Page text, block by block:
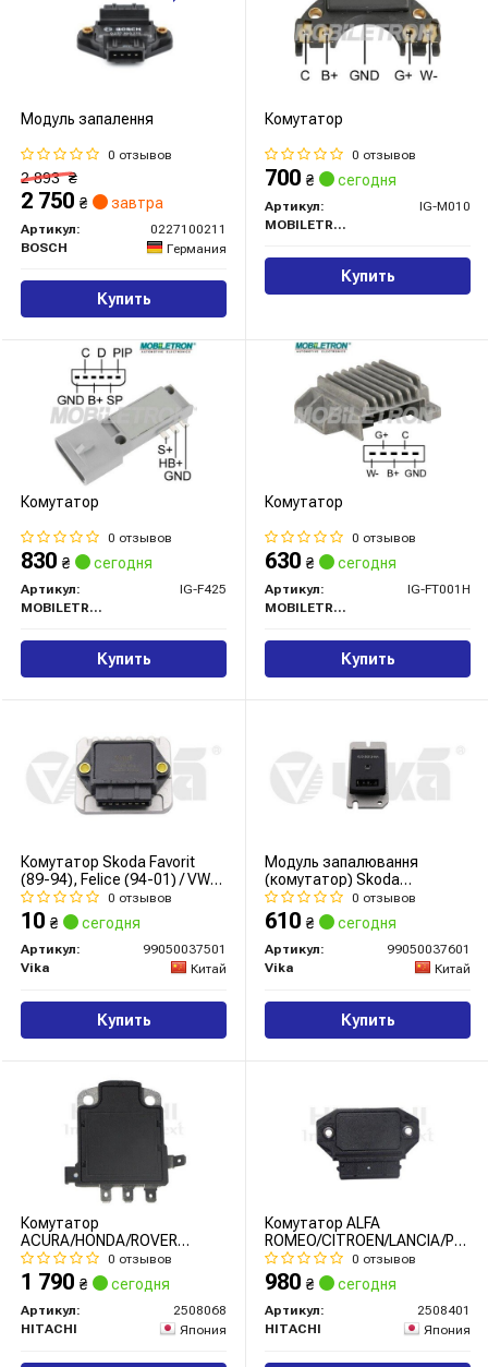
Модуль запалення
0 отзывов
2 893₴
2 750 ₴ завтра
Артикул:
0227100211
BOSCH
Германия
Купить
Комутатор
0 отзывов
700 ₴ сегодня
Артикул:
IG-M010
MOBILETRON
Купить
Комутатор
0 отзывов
830 ₴ сегодня
Артикул:
IG-F425
MOBILETRON
Купить
Комутатор
0 отзывов
630 ₴ сегодня
Артикул:
IG-FT001H
MOBILETRON
Купить
Комутатор Skoda Favorit
(89-94), Felice (94-01) / VW
Caddy (96-00)
(99050037501) VIKA
0 отзывов
10 ₴ сегодня
Артикул:
99050037501
Vika
Китай
Купить
Модуль запалювання
(комутатор) Skoda
Favorit,Forman (88-95),Felicia
(95-01) (99050037601) VIKA
0 отзывов
610 ₴ сегодня
Артикул:
99050037601
Vika
Китай
Купить
Комутатор
ACURA/HONDA/ROVER
Integra/Civic/200 "1,5-2,3
"85-02
0 отзывов
1 790 ₴ сегодня
Артикул:
2508068
HITACHI
Япония
Комутатор ALFA
ROMEO/CITROEN/LANCIA/
155/Berlingo/Kappa/911 "1,1-
3,7 "89-05
0 отзывов
980 ₴ сегодня
Артикул:
2508401
HITACHI
Япония